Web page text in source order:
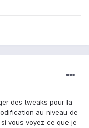
des tweaks pour la
au niveau de
vous voyez ce que je